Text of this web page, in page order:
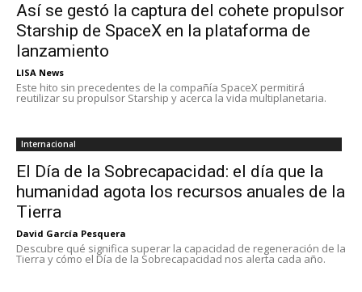
Así se gestó la captura del cohete propulsor
Starship de SpaceX en la plataforma de
lanzamiento
LISA News
Este hito sin precedentes de la compañía SpaceX permitirá
reutilizar su propulsor Starship y acerca la vida multiplanetaria.
Internacional
El Día de la Sobrecapacidad: el día que la
humanidad agota los recursos anuales de la
Tierra
David García Pesquera
Descubre qué significa superar la capacidad de regeneración de la
Tierra y cómo el Día de la Sobrecapacidad nos alerta cada año.